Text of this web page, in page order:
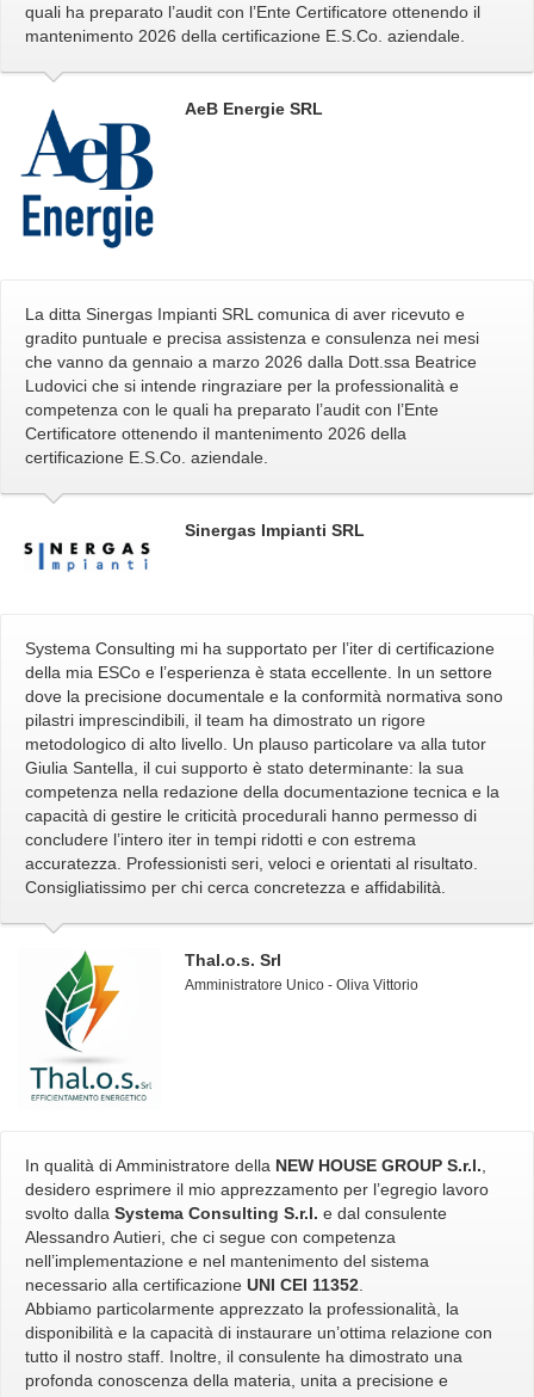
quali ha preparato l’audit con l’Ente Certificatore ottenendo il
mantenimento 2026 della certificazione E.S.Co. aziendale.
AeB Energie SRL
La ditta Sinergas Impianti SRL comunica di aver ricevuto e
gradito puntuale e precisa assistenza e consulenza nei mesi
che vanno da gennaio a marzo 2026 dalla Dott.ssa Beatrice
Ludovici che si intende ringraziare per la professionalità e
competenza con le quali ha preparato l’audit con l’Ente
Certificatore ottenendo il mantenimento 2026 della
certificazione E.S.Co. aziendale.
Sinergas Impianti SRL
Systema Consulting mi ha supportato per l’iter di certificazione
della mia ESCo e l’esperienza è stata eccellente. In un settore
dove la precisione documentale e la conformità normativa sono
pilastri imprescindibili, il team ha dimostrato un rigore
metodologico di alto livello. Un plauso particolare va alla tutor
Giulia Santella, il cui supporto è stato determinante: la sua
competenza nella redazione della documentazione tecnica e la
capacità di gestire le criticità procedurali hanno permesso di
concludere l’intero iter in tempi ridotti e con estrema
accuratezza. Professionisti seri, veloci e orientati al risultato.
Consigliatissimo per chi cerca concretezza e affidabilità.
Thal.o.s. Srl
Amministratore Unico - Oliva Vittorio
In qualità di Amministratore della NEW HOUSE GROUP S.r.l.,
desidero esprimere il mio apprezzamento per l’egregio lavoro
svolto dalla Systema Consulting S.r.l. e dal consulente
Alessandro Autieri, che ci segue con competenza
nell’implementazione e nel mantenimento del sistema
necessario alla certificazione UNI CEI 11352.
Abbiamo particolarmente apprezzato la professionalità, la
disponibilità e la capacità di instaurare un’ottima relazione con
tutto il nostro staff. Inoltre, il consulente ha dimostrato una
profonda conoscenza della materia, unita a precisione e